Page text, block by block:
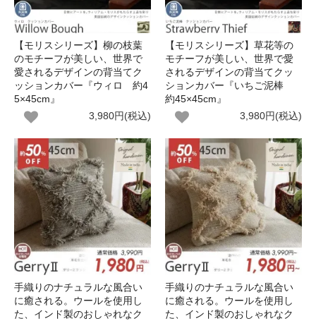
【モリスシリーズ】柳の枝葉
のモチーフが美しい、世界で
愛されるデザインの背当てク
ッションカバー『ウィロ 約4
5×45cm』
3,980円(税込)
【モリスシリーズ】草花等の
モチーフが美しい、世界で愛
されるデザインの背当てクッ
ションカバー『いちご泥棒
約45×45cm』
3,980円(税込)
手織りのナチュラルな風合い
に癒される。ウールを使用し
た、インド製のおしゃれなク
手織りのナチュラルな風合い
に癒される。ウールを使用し
た、インド製のおしゃれなク